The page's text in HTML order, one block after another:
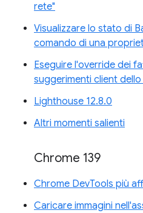
rete"
Visualizzare lo stato di
comando di una
Eseguire l'override dei
suggerimenti client
Lighthouse 12.8.0
Altri momenti salienti
Chrome 139
Chrome DevTools più
Caricare immagini